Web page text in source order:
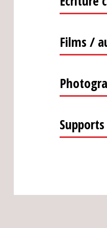
Films /